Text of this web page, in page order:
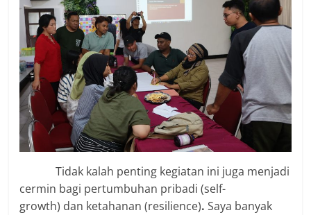
Tidak kalah penting kegiatan ini juga menjadi
cermin bagi pertumbuhan pribadi (self-
growth) dan ketahanan (resilience). Saya banyak